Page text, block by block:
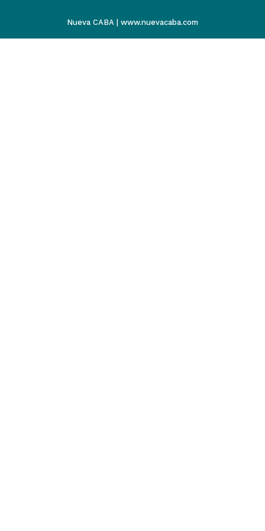
Nueva CABA | www.nuevacaba.com